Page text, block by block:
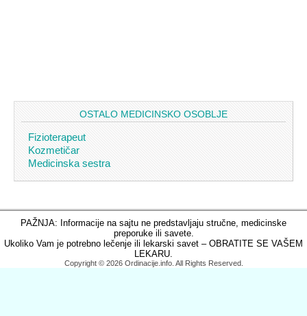
OSTALO MEDICINSKO OSOBLJE
Fizioterapeut
Kozmetičar
Medicinska sestra
PAŽNJA: Informacije na sajtu ne predstavljaju stručne, medicinske
preporuke ili savete.
Ukoliko Vam je potrebno lečenje ili lekarski savet – OBRATITE SE VAŠEM
LEKARU.
Copyright © 2026 Ordinacije.info. All Rights Reserved.